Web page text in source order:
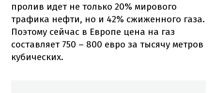
пролив идет не только 20% мирового
трафика нефти, но и 42% сжиженного газа.
Поэтому сейчас в Европе цена на газ
составляет 750 – 800 евро за тысячу метров
кубических.